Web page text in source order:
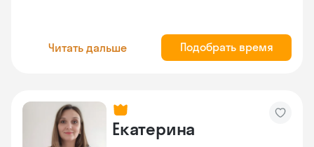
Читать дальше Подобрать время
Екатерина